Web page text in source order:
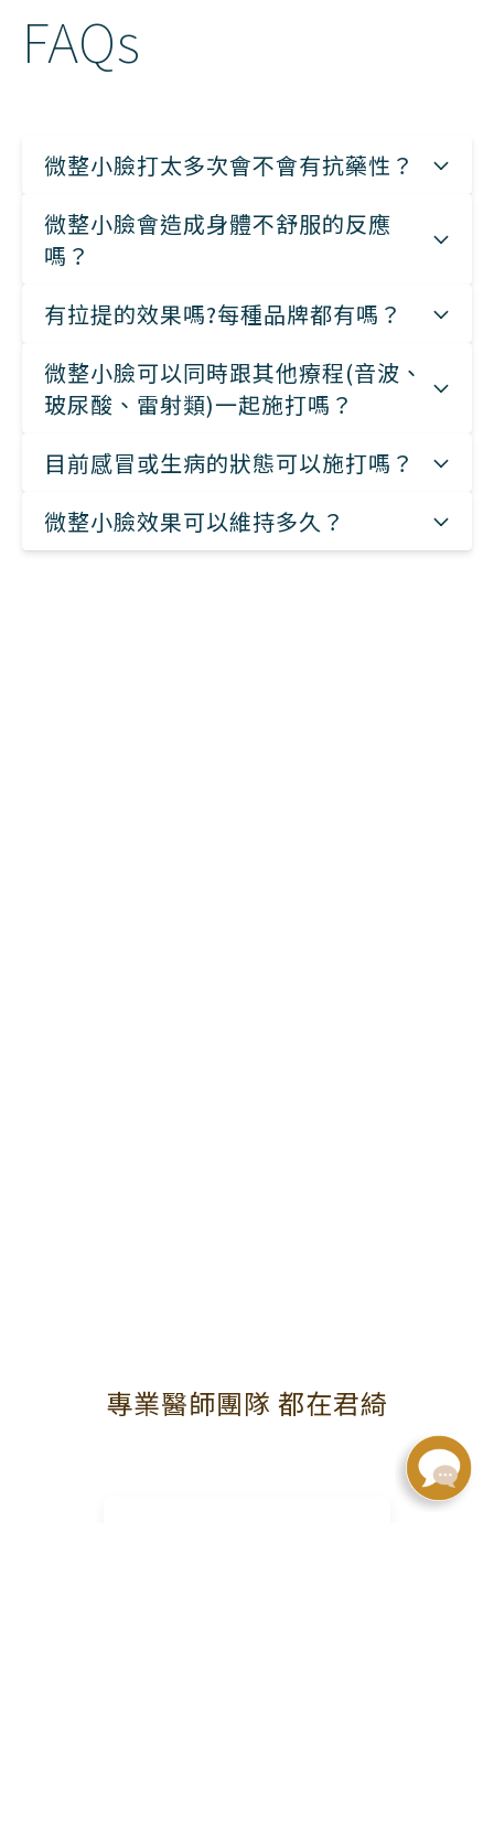
FAQs
微整小臉打太多次會不會有抗藥性？
微整小臉會造成身體不舒服的反應
嗎？
有拉提的效果嗎?每種品牌都有嗎？
微整小臉可以同時跟其他療程(音波、
玻尿酸、雷射類)一起施打嗎？
目前感冒或生病的狀態可以施打嗎？
微整小臉效果可以維持多久？
專業醫師團隊 都在君綺